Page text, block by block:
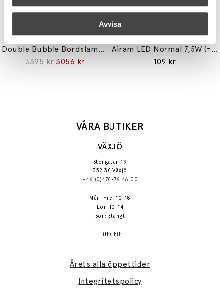
Avvisa
STUDIO EERO AARNIO
Double Bubble Bordslampa Small
3395 kr 3056 kr
AIRAM
Airam LED Normal 7,5W (=60W) E27
109 kr
VÅRA BUTIKER
VÄXJÖ
Storgatan 19
352 30 Växjö
+46 (0)470-76 46 00
Mån–Fre: 10-18
Lör: 10-14
Sön: Stängt
Hitta hit
Årets alla öppettider
Integritetspolicy